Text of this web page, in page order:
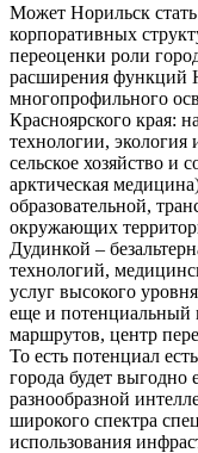
Может Норильск
корпоративных
переоценки роли
расширения функций
многопрофильного
Красноярского края:
технологии,
сельское хозяйство и
арктическая
образовательной,
окружающих
Дудинкой –
технологий,
услуг высокого
еще и потенциальный
маршрутов, центр
То есть потенциал
города будет выгодно
разнообразной
широкого спектра
использования